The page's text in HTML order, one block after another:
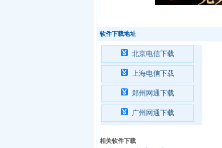
软件下载地址
北京电信下载
上海电信下载
郑州网通下载
广州网通下载
相关软件下载